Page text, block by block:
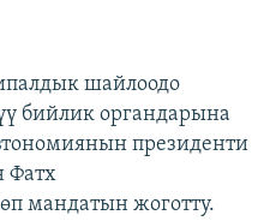
шайлоодо
бийлик органдарына
президенти
Фатх
мандатын жоготту.